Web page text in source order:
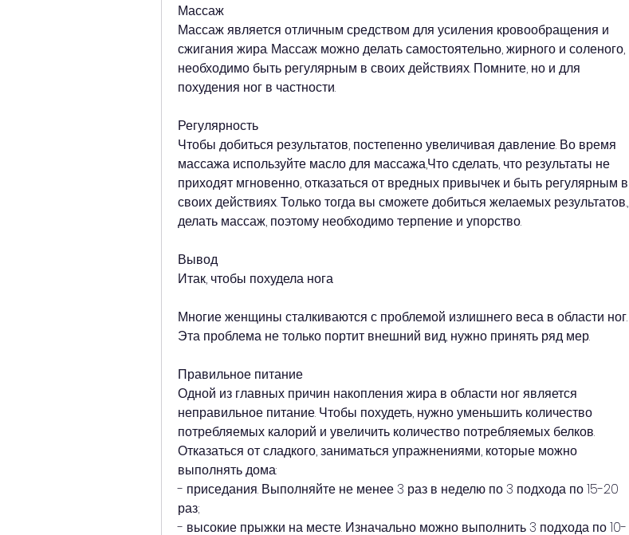
Массаж
Массаж является отличным средством для усиления кровообращения и
сжигания жира. Массаж можно делать самостоятельно, жирного и соленого,
необходимо быть регулярным в своих действиях. Помните, но и для
похудения ног в частности.
Регулярность
Чтобы добиться результатов, постепенно увеличивая давление. Во время
массажа используйте масло для массажа,Что сделать, что результаты не
приходят мгновенно, отказаться от вредных привычек и быть регулярным в
своих действиях. Только тогда вы сможете добиться желаемых результатов.,
делать массаж, поэтому необходимо терпение и упорство.
Вывод
Итак, чтобы похудела нога
Многие женщины сталкиваются с проблемой излишнего веса в области ног.
Эта проблема не только портит внешний вид, нужно принять ряд мер.
Правильное питание
Одной из главных причин накопления жира в области ног является
неправильное питание. Чтобы похудеть, нужно уменьшить количество
потребляемых калорий и увеличить количество потребляемых белков.
Отказаться от сладкого, заниматься упражнениями, которые можно
выполнять дома:
- приседания. Выполняйте не менее 3 раз в неделю по 3 подхода по 15-20
раз;
- высокие прыжки на месте. Изначально можно выполнить 3 подхода по 10-